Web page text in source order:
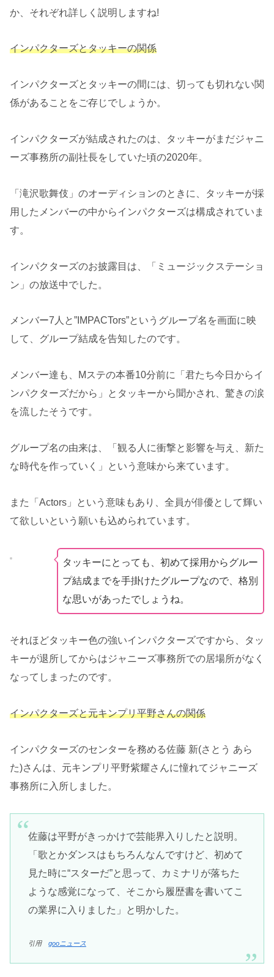
か、それぞれ詳しく説明しますね!
インパクターズとタッキーの関係
インパクターズとタッキーの間には、切っても切れない関
係があることをご存じでしょうか。
インパクターズが結成されたのは、タッキーがまだジャニ
ーズ事務所の副社長をしていた頃の2020年。
「滝沢歌舞伎」のオーディションのときに、タッキーが採
用したメンバーの中からインパクターズは構成されていま
す。
インパクターズのお披露目は、「ミュージックステーショ
ン」の放送中でした。
メンバー7人と”IMPACTors”というグループ名を画面に映
して、グループ結成を告知したのです。
メンバー達も、Mステの本番10分前に「君たち今日からイ
ンパクターズだから」とタッキーから聞かされ、驚きの涙
を流したそうです。
グループ名の由来は、「観る人に衝撃と影響を与え、新た
な時代を作っていく」という意味から来ています。
また「Actors」という意味もあり、全員が俳優として輝い
て欲しいという願いも込められています。
タッキーにとっても、初めて採用からグルー
プ結成までを手掛けたグループなので、格別
な思いがあったでしょうね。
それほどタッキー色の強いインパクターズですから、タッ
キーが退所してからはジャニーズ事務所での居場所がなく
なってしまったのです。
インパクターズと元キンプリ平野さんの関係
インパクターズのセンターを務める佐藤 新(さとう あら
た)さんは、元キンプリ平野紫耀さんに憧れてジャニーズ
事務所に入所しました。
佐藤は平野がきっかけで芸能界入りしたと説明。
「歌とかダンスはもちろんなんですけど、初めて
見た時に“スターだ”と思って、カミナリが落ちた
ような感覚になって、そこから履歴書を書いてこ
の業界に入りました」と明かした。
引用 gooニュース